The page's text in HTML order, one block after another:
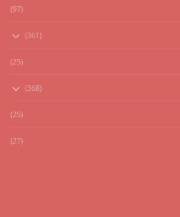
(97)
(361)
(25)
(368)
(25)
(27)